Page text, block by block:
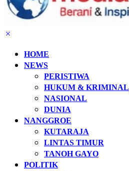
HOME
NEWS
PERISTIWA
HUKUM & KRIMINAL
NASIONAL
DUNIA
NANGGROE
KUTARAJA
LINTAS TIMUR
TANOH GAYO
POLITIK